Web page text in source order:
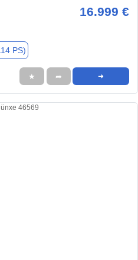
16.999 €
PS)
★ ➦ ➜